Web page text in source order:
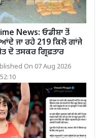
News: ਓਡੀਸ਼ਾ ਤੋਂ
ਜਾ ਰਹੇ 219 ਕਿਲੋ ਗਾਂਜੇ
ਦੋ ਤਸਕਰ ਗ੍ਰਿਫ਼ਤਾਰ
On 07 Aug 2026